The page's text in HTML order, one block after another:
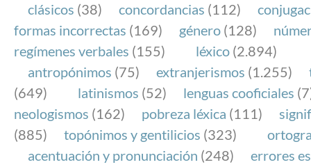
FundéuRAE es una fundación patrocinada por la
y la Real Academia Española, cuyo objetivo es
el buen uso del español en los medios de
Internet.
clásicos (38) concordancias (112)
formas incorrectas (169) género (128)
regímenes verbales (155) léxico (2.894)
antropónimos (75) extranjerismos (1.255)
(649)
latinismos (52) lenguas cooficiales
neologismos (162) pobreza léxica (111)
(885)
topónimos y gentilicios (323)
acentuación y pronunciación (248)
errores